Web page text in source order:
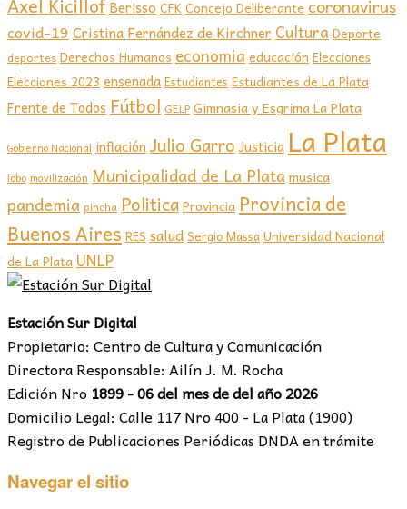
Berisso CFKConcejo Deliberante coronavirus
covid-19 Cristina Fernández de Kirchner Cultura Deporte
deportes Derechos Humanos economia educación Elecciones
Elecciones 2023 ensenada Estudiantes Estudiantes de La Plata
Frente de Todos Fútbol GELP Gimnasia y Esgrima La Plata
Gobierno Nacional inflación Julio Garro Justicia La Plata
lobo movilización Municipalidad de La Plata musica
pandemia pincha PoliticaProvincia Provincia de
Buenos Aires RES saludSergio MassaUniversidad Nacional
de La Plata UNLP
Estación Sur Digital
Propietario: Centro de Cultura y Comunicación
Directora Responsable: Ailín J. M. Rocha
Edición Nro 1899 - 06 del mes de del año 2026
Domicilio Legal: Calle 117 Nro 400 - La Plata (1900)
Registro de Publicaciones Periódicas DNDA en trámite
Navegar el sitio